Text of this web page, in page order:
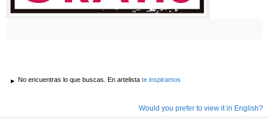
No encuentras lo que buscas. En artelista te inspiramos
Would you prefer to view it in English?